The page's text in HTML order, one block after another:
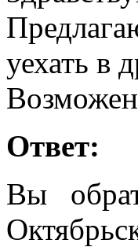
уехать в
Ответ:
Вы